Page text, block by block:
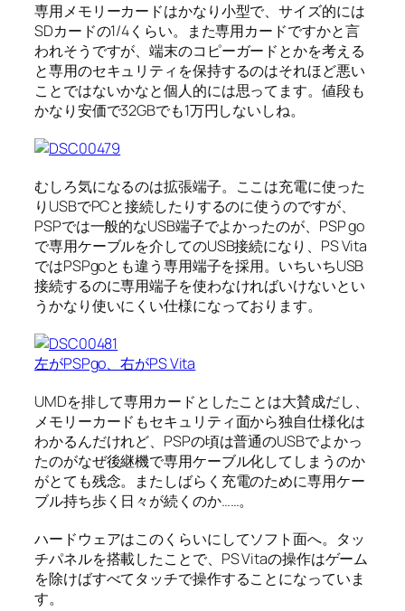
専用メモリーカードはかなり小型で、サイズ的には
SDカードの1/4くらい。また専用カードですかと言
われそうですが、端末のコピーガードとかを考える
と専用のセキュリティを保持するのはそれほど悪い
ことではないかなと個人的には思ってます。値段も
かなり安価で32GBでも1万円しないしね。
むしろ気になるのは拡張端子。ここは充電に使った
りUSBでPCと接続したりするのに使うのですが、
PSPでは一般的なUSB端子でよかったのが、PSP go
で専用ケーブルを介してのUSB接続になり、PS Vita
ではPSPgoとも違う専用端子を採用。いちいちUSB
接続するのに専用端子を使わなければいけないとい
うかなり使いにくい仕様になっております。
左がPSPgo、右がPS Vita
UMDを排して専用カードとしたことは大賛成だし、
メモリーカードもセキュリティ面から独自仕様化は
わかるんだけれど、PSPの頃は普通のUSBでよかっ
たのがなぜ後継機で専用ケーブル化してしまうのか
がとても残念。またしばらく充電のために専用ケー
ブル持ち歩く日々が続くのか……。
ハードウェアはこのくらいにしてソフト面へ。タッ
チパネルを搭載したことで、PS Vitaの操作はゲーム
を除けばすべてタッチで操作することになっていま
す。